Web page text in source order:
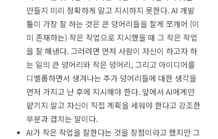
만들지 미리 정확하게 알고 지시하지 못한다. AI 개발
툴이 가장 잘 하는 것은 큰 덩어리들을 잘게 쪼개어 (이
미 존재하는) 작은 작업으로 지시했을 때 그 작은 작업
을 잘 해낸다. 그러려면 먼저 사람이 자신이 하고자 하
는 일의 큰 덩어리와 작은 덩어리, 그리고 아이디어를
디벨롭하면서 생겨나는 추가 덩어리들에 대한 생각을
먼저 가지고 난 후에 지시해야 한다. 앞에서 AI에게만
맡기지 말고 자신이 직접 계획을 세워야 한다고 강조한
부분과 겹치는 말이다.
AI가 작은 작업을 잘한다는 것을 장점이라고 했지만 그